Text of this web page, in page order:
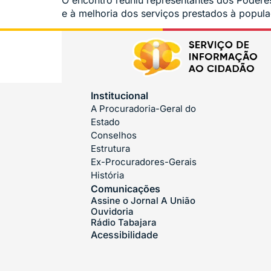
e à melhoria dos serviços prestados à
Institucional
A Procuradoria-Geral do
Estado
Conselhos
Estrutura
Ex-Procuradores-Gerais
História
Comunicações
Assine o Jornal A União
Ouvidoria
Rádio Tabajara
Acessibilidade